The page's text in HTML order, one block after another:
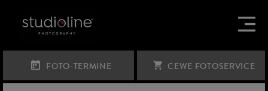
FOTO-TERMINE CEWE FOTOSERVICE